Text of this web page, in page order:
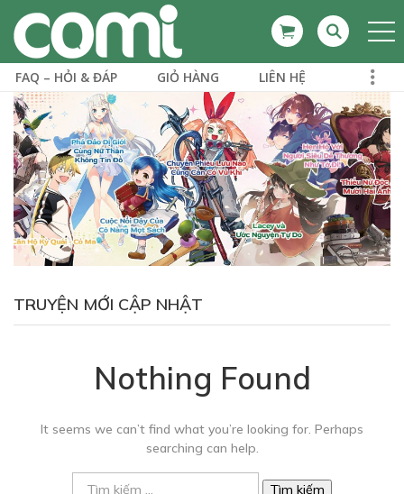
FAQ – HỎI & ĐÁP GIỎ HÀNG LIÊN HỆ
TRUYỆN MỚI CẬP NHẬT
Nothing Found
It seems we can’t find what you’re looking for. Perhaps
searching can help.